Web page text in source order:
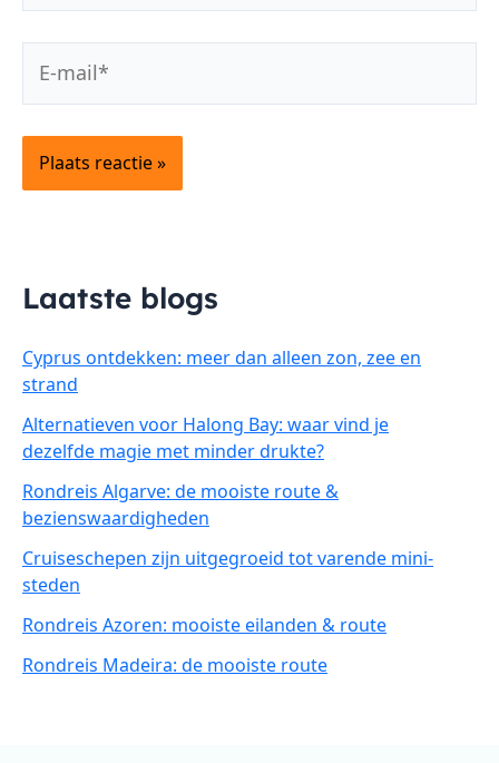
Laatste blogs
Cyprus ontdekken: meer dan alleen zon, zee en
strand
Alternatieven voor Halong Bay: waar vind je
dezelfde magie met minder drukte?
Rondreis Algarve: de mooiste route &
bezienswaardigheden
Cruiseschepen zijn uitgegroeid tot varende mini-
steden
Rondreis Azoren: mooiste eilanden & route
Rondreis Madeira: de mooiste route
mail*